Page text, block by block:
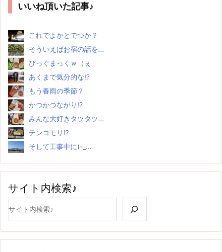
いいね頂いた記事♪
これでよかとでつか？
そういえばお宿の話を...
ぴっぐまっくｗ（ぇ
あくまで気分的な!?
もう春雨の季節？
かつかつながり!?
みんな大好きタツタツ...
テンコモリ!?
そして工事中に(-_...
サイト内検索♪